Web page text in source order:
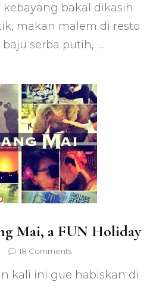
kebayang bakal dikasih
makan malem di resto
baju serba putih, …
Mai, a FUN Holiday
18 Commentson
di
kali ini gue habiskan di